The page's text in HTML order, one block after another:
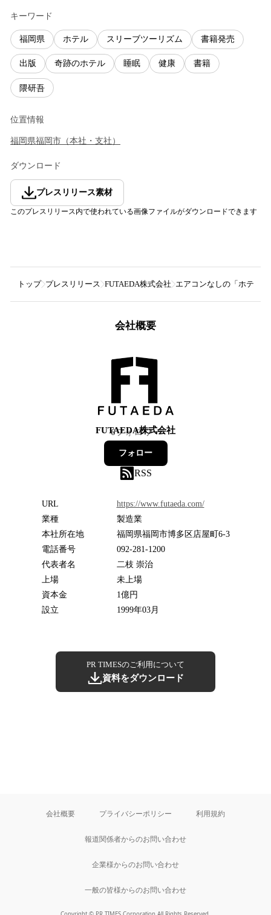
キーワード
福岡県 ホテル スリーブツーリズム 書籍発売
出版 奇跡のホテル 睡眠 健康 書籍
隈研吾
位置情報
福岡県福岡市 （本社・支社 ）
ダウンロード
プレスリリース素材
このプレスリリース内で使われている画像ファイルがダウンロードできます
トップ プレスリリース FUTAEDA株式会社 エアコンなしの「ホテル
会社概要
FUTAEDA株式会社
6フォロワー
フォロー
RSS
URL
https://www.futaeda.com/
業種
製造業
本社所在地
福岡県福岡市博多区店屋町6-3
電話番号
092-281-1200
代表者名
二枝 崇治
上場
未上場
資本金
1億円
設立
1999年03月
PR TIMESのご利用について
資料をダウンロード
会社概要 プライバシーポリシー 利用規約
報道関係者からのお問い合わせ
企業様からのお問い合わせ
一般の皆様からのお問い合わせ